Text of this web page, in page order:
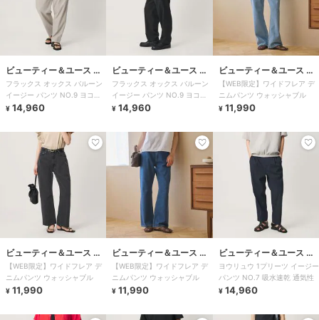
ビューティー＆ユース ユ
ナイテッドアローズ
フラックス オックス バルーン
イージー パンツ NO.9 ヨコス
トレッチ 吸水速乾 透け防止
¥ 14,960
ビューティー＆ユース ユ
ナイテッドアローズ
フラックス オックス バルーン
イージー パンツ NO.9 ヨコス
トレッチ 吸水速乾 透け防止
¥ 14,960
ビューティー＆ユース ユ
ナイテッドアローズ
【WEB限定】ワイドフレア デ
ニムパンツ ウォッシャブル
¥ 11,990
ビューティー＆ユース ユ
ナイテッドアローズ
【WEB限定】ワイドフレア デ
ニムパンツ ウォッシャブル
¥ 11,990
ビューティー＆ユース ユ
ナイテッドアローズ
【WEB限定】ワイドフレア デ
ニムパンツ ウォッシャブル
¥ 11,990
ビューティー＆ユース ユ
ナイテッドアローズ
ヨウリュウ 1プリーツ イージー
パンツ NO.7 吸水速乾 通気性
¥ 14,960